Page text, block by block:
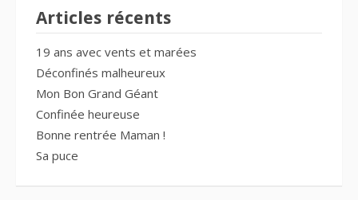
Articles récents
19 ans avec vents et marées
Déconfinés malheureux
Mon Bon Grand Géant
Confinée heureuse
Bonne rentrée Maman !
Sa puce